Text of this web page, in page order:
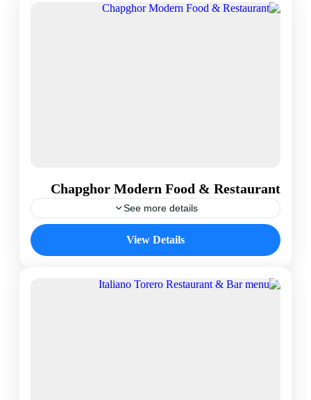
Chapghor Modern Food & Restaurant
See more details
View Details